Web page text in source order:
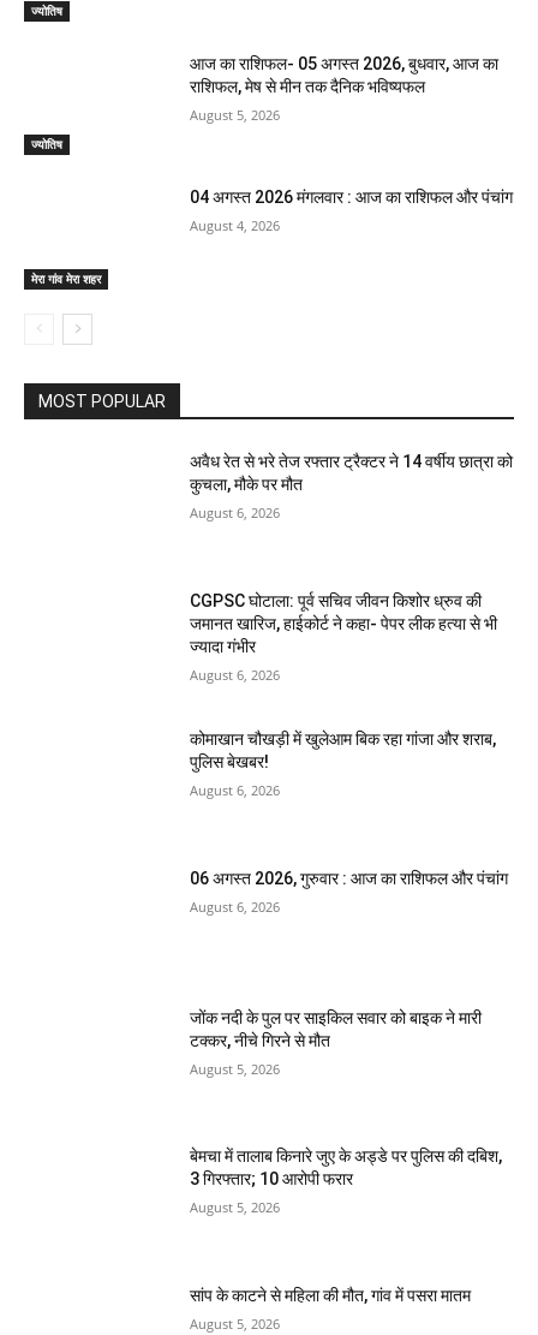
ज्योतिष
ज्योतिष
आज का राशिफल- 05 अगस्त 2026, बुधवार, आज का
राशिफल, मेष से मीन तक दैनिक भविष्यफल
August 5, 2026
मेरा गांव मेरा शहर
04 अगस्त 2026 मंगलवार : आज का राशिफल और पंचांग
August 4, 2026
MOST POPULAR
अवैध रेत से भरे तेज रफ्तार ट्रैक्टर ने 14 वर्षीय छात्रा को
कुचला, मौके पर मौत
August 6, 2026
CGPSC घोटाला: पूर्व सचिव जीवन किशोर ध्रुव की
जमानत खारिज, हाईकोर्ट ने कहा- पेपर लीक हत्या से भी
ज्यादा गंभीर
August 6, 2026
कोमाखान चौखड़ी में खुलेआम बिक रहा गांजा और शराब,
पुलिस बेखबर!
August 6, 2026
06 अगस्त 2026, गुरुवार : आज का राशिफल और पंचांग
August 6, 2026
जोंक नदी के पुल पर साइकिल सवार को बाइक ने मारी
टक्कर, नीचे गिरने से मौत
August 5, 2026
बेमचा में तालाब किनारे जुए के अड्डे पर पुलिस की दबिश,
3 गिरफ्तार; 10 आरोपी फरार
August 5, 2026
सांप के काटने से महिला की मौत, गांव में पसरा मातम
August 5, 2026